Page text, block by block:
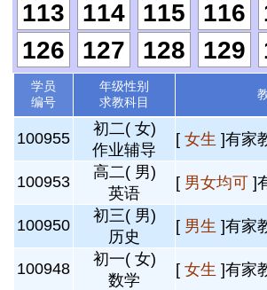
113
114 115 116
126
127 128 129
学员
编号
年级性别
求教科目
100955
初二( 女)
作业辅导
[ 女生 ]有家
100953
高二( 男)
英语
[ 男女均可 ]
100950
初三( 男)
历史
[ 男生 ]有家
100948
初一( 女)
数学
[ 女生 ]有家